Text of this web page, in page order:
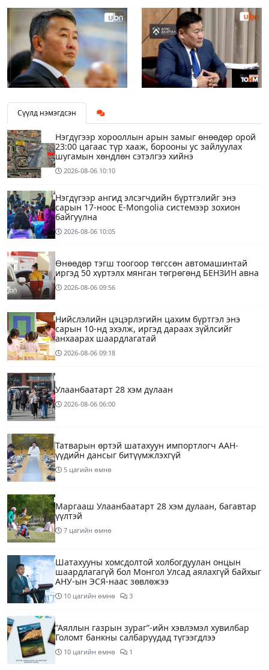
Сүүлд нэмэгдсэн
Нэгдүгээр хорооллын арын замыг өнөөдөр орой
23:00 цагаас түр хааж, борооны ус зайлуулах
шугамын хөндлөн сэтэлгээ хийнэ
2026-08-06 10:10
Нэгдүгээр ангид элсэгчдийн бүртгэлийг энэ
сарын 17-ноос E-Mongolia системээр зохион
байгуулна
2026-08-06 10:05
Өнөөдөр тэгш тоогоор төгссөн автомашинтай
иргэд 50 хүртэлх мянган төгрөгөнд БЕНЗИН авна
2026-08-06 09:56
Нийслэлийн цэцэрлэгийн цахим бүртгэл энэ
сарын 10-нд эхэлж, иргэд дараах зүйлсийг
анхаарах шаардлагатай
2026-08-06 09:18
Улаанбаатарт 28 хэм дулаан
2026-08-06 06:00
Татварын өртэй шатахуун импортлогч ААН-
үүдийн дансыг битүүмжлэхгүй
5 цагийн өмнө
Маргааш Улаанбаатарт 28 хэм дулаан, багавтар
үүлтэй
7 цагийн өмнө
Шатахууны хомсдолтой холбогдуулан онцын
шаардлагагүй бол Монгол Улсад аялахгүй байхыг
АНУ-ын ЭСЯ-наас зөвлөжээ
10 цагийн өмнө 3
“Аяллын газрын зураг”-ийн хэвлэмэл хувилбар
Голомт банкны салбаруудад түгээгдлээ
10 цагийн өмнө 1